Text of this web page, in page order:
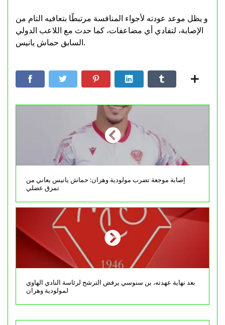
و يظل موعد عودته لأجواء المنافسة مرتبطًا بتعافيه التام من
الإصابة، لتفادي أي مضاعفات، كما حدث مع اللاعب الدولي
السابق حماش يانيس.
إصابة موجعة تضرب مولودية وهران: حماش يانيس يعاني من
تمزق عضلي
بعد نهاية عهدته، بن سنوسي يرفض الترشح لرئاسة النادي الهاوي
لمولودية وهران